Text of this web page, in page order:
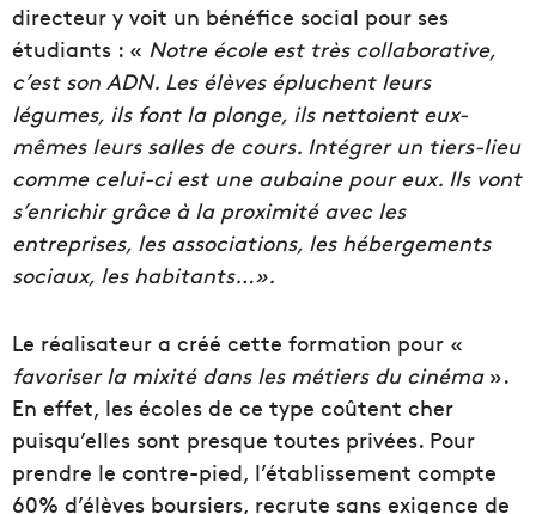
directeur y voit un bénéfice social pour ses
étudiants : « Notre école est très collaborative,
c’est son ADN. Les élèves épluchent leurs
légumes, ils font la plonge, ils nettoient eux-
mêmes leurs salles de cours. Intégrer un tiers-lieu
comme celui-ci est une aubaine pour eux. Ils vont
s’enrichir grâce à la proximité avec les
entreprises, les associations, les hébergements
sociaux, les habitants…».
Le réalisateur a créé cette formation pour «
favoriser la mixité dans les métiers du cinéma».
En effet, les écoles de ce type coûtent cher
puisqu’elles sont presque toutes privées. Pour
prendre le contre-pied, l’établissement compte
60% d’élèves boursiers, recrute sans exigence de